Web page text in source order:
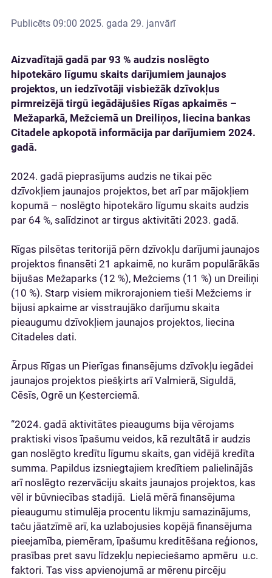
Publicēts 09:00 2025. gada 29. janvārī
Aizvadītajā gadā par 93 % audzis noslēgto
hipotekāro līgumu skaits darījumiem jaunajos
projektos, un iedzīvotāji visbiežāk dzīvokļus
pirmreizējā tirgū iegādājušies Rīgas apkaimēs –
Mežaparkā, Mežciemā un Dreiliņos, liecina bankas
Citadele apkopotā informācija par darījumiem 2024.
gadā.
2024. gadā pieprasījums audzis ne tikai pēc
dzīvokļiem jaunajos projektos, bet arī par mājokļiem
kopumā – noslēgto hipotekāro līgumu skaits audzis
par 64 %, salīdzinot ar tirgus aktivitāti 2023. gadā.
Rīgas pilsētas teritorijā pērn dzīvokļu darījumi jaunajos
projektos finansēti 21 apkaimē, no kurām populārākās
bijušas Mežaparks (12 %), Mežciems (11 %) un Dreiliņi
(10 %). Starp visiem mikrorajoniem tieši Mežciems ir
bijusi apkaime ar visstraujāko darījumu skaita
pieaugumu dzīvokļiem jaunajos projektos, liecina
Citadeles dati.
Ārpus Rīgas un Pierīgas finansējums dzīvokļu iegādei
jaunajos projektos piešķirts arī Valmierā, Siguldā,
Cēsīs, Ogrē un Ķesterciemā.
“2024. gadā aktivitātes pieaugums bija vērojams
praktiski visos īpašumu veidos, kā rezultātā ir audzis
gan noslēgto kredītu līgumu skaits, gan vidējā kredīta
summa. Papildus izsniegtajiem kredītiem palielinājās
arī noslēgto rezervāciju skaits jaunajos projektos, kas
vēl ir būvniecības stadijā. Lielā mērā finansējuma
pieaugumu stimulēja procentu likmju samazinājums,
taču jāatzīmē arī, ka uzlabojusies kopējā finansējuma
pieejamība, piemēram, īpašumu kreditēšana reģionos,
prasības pret savu līdzekļu nepieciešamo apmēru u.c.
faktori. Tas viss apvienojumā ar mērenu pircēju